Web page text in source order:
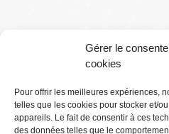
Gérer le
cookies
Pour offrir les meilleures expériences,
telles que les cookies pour stocker et/
appareils. Le fait de consentir à ces
des données telles que le